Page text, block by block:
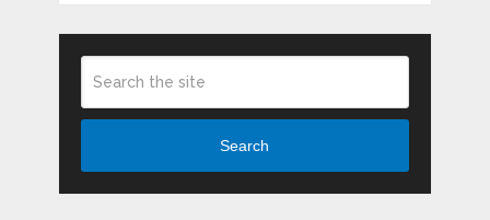
Search